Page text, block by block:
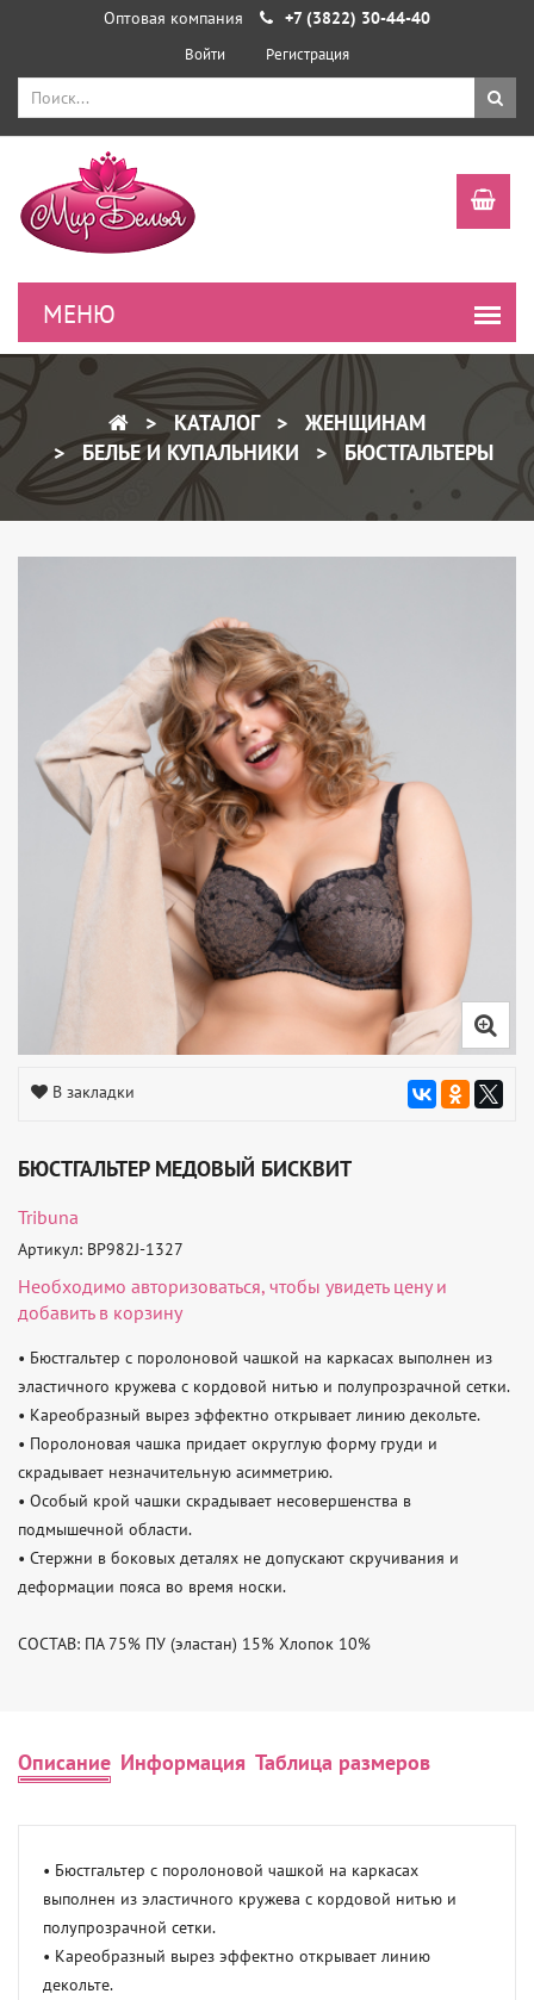
Оптовая компания +7 (3822) 30-44-40
Войти Регистрация
КАТАЛОГ
ЖЕНЩИНАМ
БЕЛЬЕ И КУПАЛЬНИКИ
БЮСТГАЛЬТЕРЫ
В закладки
БЮСТГАЛЬТЕР МЕДОВЫЙ БИСКВИТ
Tribuna
Артикул: BP982J-1327
Необходимо авторизоваться, чтобы увидеть цену и
добавить в корзину
• Бюстгальтер с поролоновой чашкой на каркасах выполнен из
эластичного кружева с кордовой нитью и полупрозрачной сетки.
• Кареобразный вырез эффектно открывает линию декольте.
• Поролоновая чашка придает округлую форму груди и
скрадывает незначительную асимметрию.
• Особый крой чашки скрадывает несовершенства в
подмышечной области.
• Стержни в боковых деталях не допускают скручивания и
деформации пояса во время носки.
СОСТАВ: ПА 75% ПУ (эластан) 15% Хлопок 10%
Описание Информация Таблица размеров
• Бюстгальтер с поролоновой чашкой на каркасах
выполнен из эластичного кружева с кордовой нитью и
полупрозрачной сетки.
• Кареобразный вырез эффектно открывает линию
декольте.